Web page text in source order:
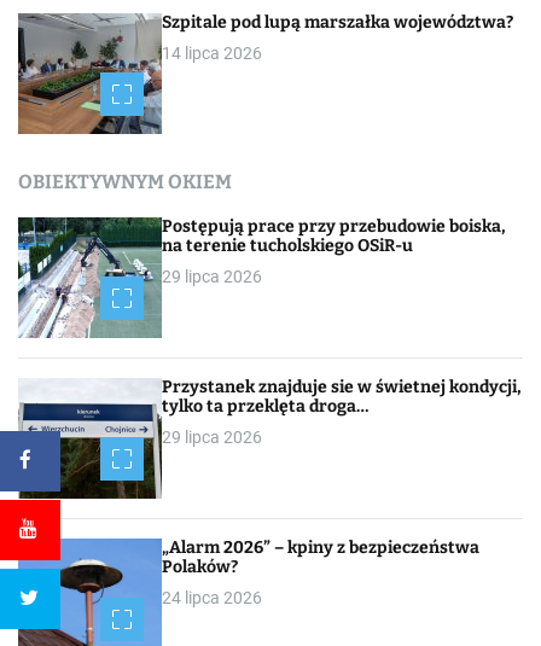
Szpitale pod lupą marszałka województwa?
14 lipca 2026
OBIEKTYWNYM OKIEM
Postępują prace przy przebudowie boiska,
na terenie tucholskiego OSiR-u
29 lipca 2026
Przystanek znajduje sie w świetnej kondycji,
tylko ta przeklęta droga…
29 lipca 2026
„Alarm 2026” – kpiny z bezpieczeństwa
Polaków?
24 lipca 2026